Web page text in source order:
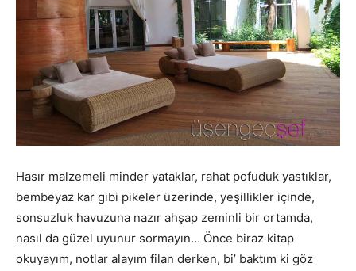
Hasır malzemeli minder yataklar, rahat pofuduk yastıklar,
bembeyaz kar gibi pikeler üzerinde, yeşillikler içinde,
sonsuzluk havuzuna nazır ahşap zeminli bir ortamda,
nasıl da güzel uyunur sormayın… Önce biraz kitap
okuyayım, notlar alayım filan derken, bi’ baktım ki göz